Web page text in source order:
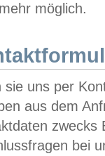
möglich.
sie uns per
aus dem
zwecks
bei